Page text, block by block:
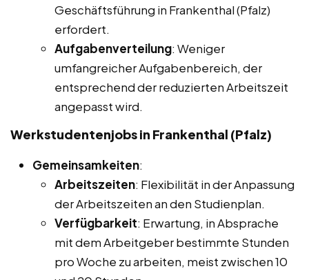
Geschäftsführung in Frankenthal (Pfalz)
erfordert.
Aufgabenverteilung: Weniger
umfangreicher Aufgabenbereich, der
entsprechend der reduzierten Arbeitszeit
angepasst wird.
Werkstudentenjobs in Frankenthal (Pfalz)
Gemeinsamkeiten:
Arbeitszeiten: Flexibilität in der Anpassung
der Arbeitszeiten an den Studienplan.
Verfügbarkeit: Erwartung, in Absprache
mit dem Arbeitgeber bestimmte Stunden
pro Woche zu arbeiten, meist zwischen 10